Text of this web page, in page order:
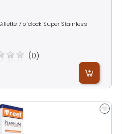
7 o`clock Super Stainless
(0)